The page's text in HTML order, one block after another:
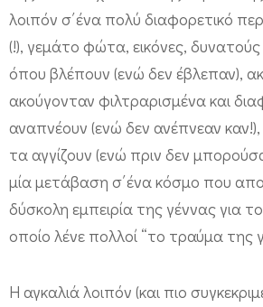
λοιπόν σ΄ένα πολύ διαφορετικό
(!), γεμάτο φώτα, εικόνες,
όπου βλέπουν (ενώ δεν έβλεπαν),
ακούγονταν φιλτραρισμένα και
αναπνέουν (ενώ δεν ανέπνεαν
τα αγγίζουν (ενώ πριν δεν
μία μετάβαση σ΄ένα κόσμο που
δύσκολη εμπειρία της γέννας για
οποίο λένε πολλοί “το τραύμα της
Η αγκαλιά λοιπόν (και πιο